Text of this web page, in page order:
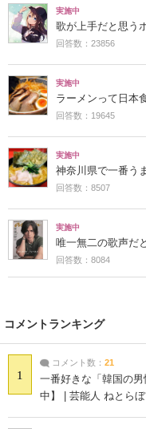
実施中
歌が上手だと思う
回答数：23856
実施中
ラーメンって日本
回答数：19645
実施中
神奈川県で一番う
回答数：8507
実施中
唯一無二の歌声だ
回答数：8084
コメントランキング
1
コメント数： 21
一番好きな「韓国の
中】 | 芸能人 ねとら